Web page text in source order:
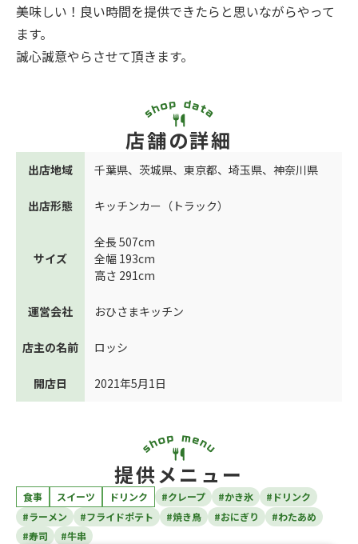
美味しい！良い時間を提供できたらと思いながらやって
ます。
誠心誠意やらさせて頂きます。
店舗の詳細
出店地域 千葉県、 茨城県、 東京都、 埼玉県、 神奈川県
出店形態 キッチンカー（トラック）
サイズ
全長 507cm
全幅 193cm
高さ 291cm
運営会社 おひさまキッチン
店主の名前 ロッシ
開店日 2021年5月1日
提供メニュー
食事 スイーツ ドリンク #クレープ #かき氷
#ドリンク
#ラーメン
#フライドポテト #焼き鳥 #おにぎり
#わたあめ
#寿司
#牛串